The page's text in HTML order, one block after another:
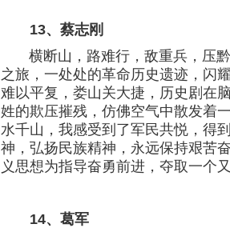
13、 蔡志刚
横断山，路难行，敌重兵，压黔
之旅，一处处的革命历史遗迹，闪
难以平复，娄山关大捷，历史剧在
姓的欺压摧残，仿佛空气中散发着
水千山，我感受到了军民共悦，得
神，弘扬民族精神，永远保持艰苦
义思想为指导奋勇前进，夺取一个
14、葛军